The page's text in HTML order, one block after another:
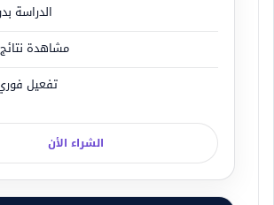
مياه تنظيف زجاج السيارة ايضاً من
السائق يحتاج الى استخدام
الحالات في الصيف لأزالة الاوساخ
وايضا في الشتاء لتنظيف الزجاج من
الدراسة
مشاهدة نتائج
تفعيل
الشراء الأن